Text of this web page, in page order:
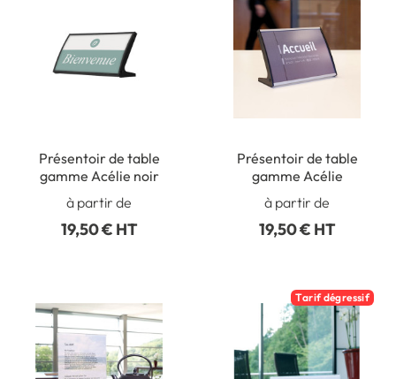
Présentoir de table
gamme Acélie noir
à partir de
19,50 € HT
Présentoir de table
gamme Acélie
à partir de
19,50 € HT
Tarif dégressif